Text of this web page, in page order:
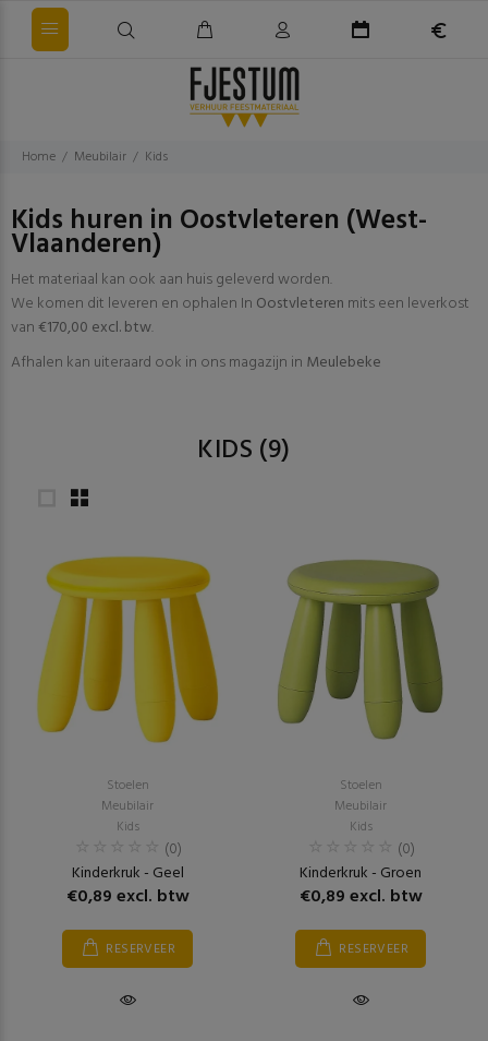
Home Meubilair Kids
Kids huren in Oostvleteren (West-
Vlaanderen)
Het materiaal kan ook aan huis geleverd worden.
We komen dit leveren en ophalen In Oostvleteren mits een leverkost
van€170,00 excl. btw.
Afhalen kan uiteraard ook in ons magazijn in Meulebeke
KIDS (9)
Stoelen
Meubilair
Kids
(0)
Kinderkruk - Geel
€0,89 excl. btw
RESERVEER
Stoelen
Meubilair
Kids
(0)
Kinderkruk - Groen
€0,89 excl. btw
RESERVEER